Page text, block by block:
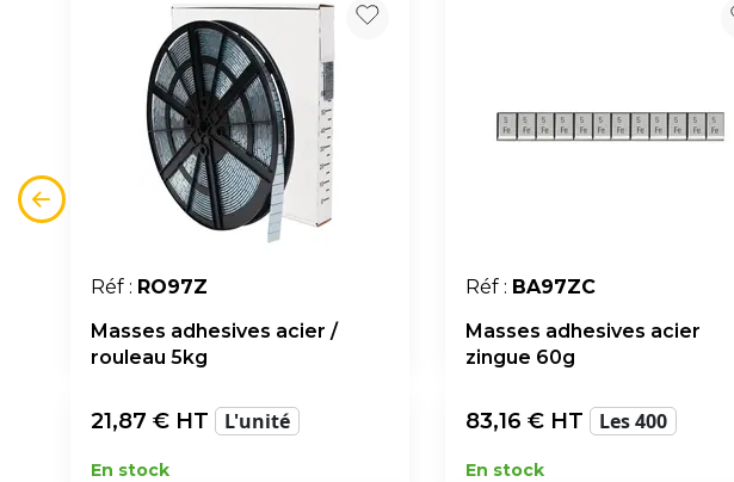
Réf : RO97Z
Masses adhesives acier /
rouleau 5kg
21,87 € HT L'unité
En stock
Réf : BA97ZC
Masses adhesives acier
zingue 60g
83,16 € HT Les 400
En stock